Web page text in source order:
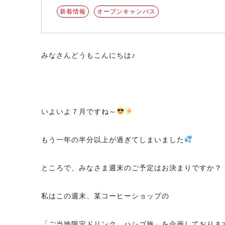
新着情報 オープンキャンパス
みなさんどうもこんにちは♪
いよいよ７月ですね～
もう一年の半分以上が過ぎてしまいました
ところで、みなさま週末のご予定はお決まりですか？
私はこの週末、某コーヒーショップの